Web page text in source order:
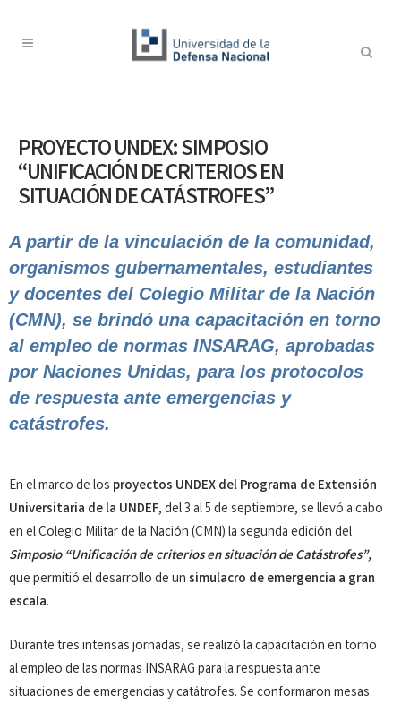
PROYECTO UNDEX: SIMPOSIO
“UNIFICACIÓN DE CRITERIOS EN
SITUACIÓN DE CATÁSTROFES”
A partir de la vinculación de la comunidad,
organismos gubernamentales, estudiantes
y docentes del Colegio Militar de la Nación
(CMN), se brindó una capacitación en torno
al empleo de normas INSARAG, aprobadas
por Naciones Unidas, para los protocolos
de respuesta ante emergencias y
catástrofes.
En el marco de los proyectos UNDEX del Programa de Extensión
Universitaria de la UNDEF, del 3 al 5 de septiembre, se llevó a cabo
en el Colegio Militar de la Nación (CMN) la segunda edición del
Simposio “Unificación de criterios en situación de Catástrofes”,
que permitió el desarrollo de un simulacro de emergencia a gran
escala.
Durante tres intensas jornadas, se realizó la capacitación en torno
al empleo de las normas INSARAG para la respuesta ante
situaciones de emergencias y catátrofes. Se conformaron mesas